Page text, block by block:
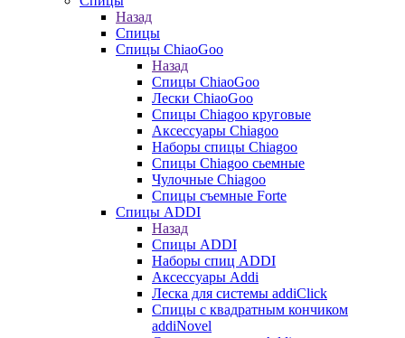
Назад
Спицы
Спицы ChiaoGoo
Назад
Спицы ChiaoGoo
Лески ChiaoGoo
Cпицы Сhiagoo круговые
Аксессуары Chiagoo
Наборы спицы Chiagoo
Спицы Chiagoo сьемные
Чулочные Chiagoo
Спицы съемные Forte
Спицы ADDI
Назад
Спицы ADDI
Наборы спиц ADDI
Аксессуары Addi
Леска для системы addiClick
Спицы с квадратным кончиком
addiNovel